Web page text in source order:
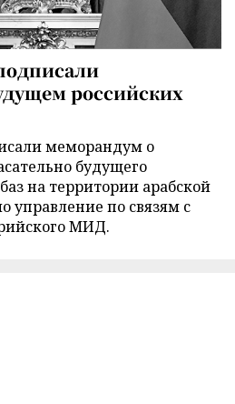
российских
меморандум о
будущего
на территории арабской
управление по связям с
МИД.